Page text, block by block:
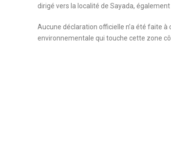
dirigé vers la localité de Sayada,
Aucune déclaration officielle n’a été faite
environnementale qui touche cette zone